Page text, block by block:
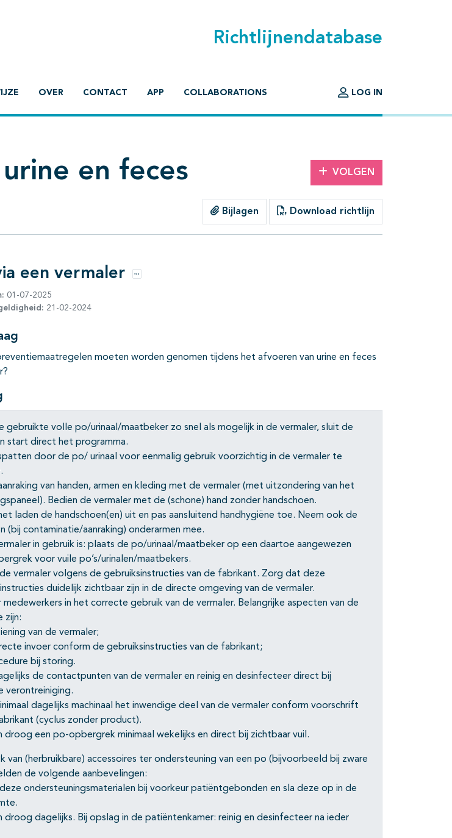
Richtlijnendatabase
OVER CONTACT APP COLLABORATIONS LOG IN
en feces VOLGEN
Bijlagen Download richtlijn
dichtklappen
dichtklappen
dichtklappen
een vermaler Opties
01-07-2025
21-02-2024
moeten worden genomen tijdens het afvoeren van urine en feces
gebruikte volle po/urinaal/maatbeker zo snel als mogelijk in de vermaler, sluit de
start direct het programma.
door de po/ urinaal voor eenmalig gebruik voorzichtig in de vermaler te
van handen, armen en kleding met de vermaler (met uitzondering van het
Bedien de vermaler met de (schone) hand zonder handschoen.
laden de handschoen(en) uit en pas aansluitend handhygiëne toe. Neem ook de
(bij contaminatie/aanraking) onderarmen mee.
in gebruik is: plaats de po/urinaal/maatbeker op een daartoe aangewezen
voor vuile po’s/urinalen/maatbekers.
vermaler volgens de gebruiksinstructies van de fabrikant. Zorg dat deze
duidelijk zichtbaar zijn in de directe omgeving van de vermaler.
medewerkers in het correcte gebruik van de vermaler. Belangrijke aspecten van de
zijn:
van de vermaler;
invoer conform de gebruiksinstructies van de fabrikant;
bij storing.
de contactpunten van de vermaler en reinig en desinfecteer direct bij
verontreiniging.
dagelijks machinaal het inwendige deel van de vermaler conform voorschrift
(cyclus zonder product).
droog een po-opbergrek minimaal wekelijks en direct bij zichtbaar vuil.
van (herbruikbare) accessoires ter ondersteuning van een po (bijvoorbeeld bij zware
de volgende aanbevelingen:
ondersteuningsmaterialen bij voorkeur patiëntgebonden en sla deze op in de
droog dagelijks. Bij opslag in de patiëntenkamer: reinig en desinfecteer na ieder